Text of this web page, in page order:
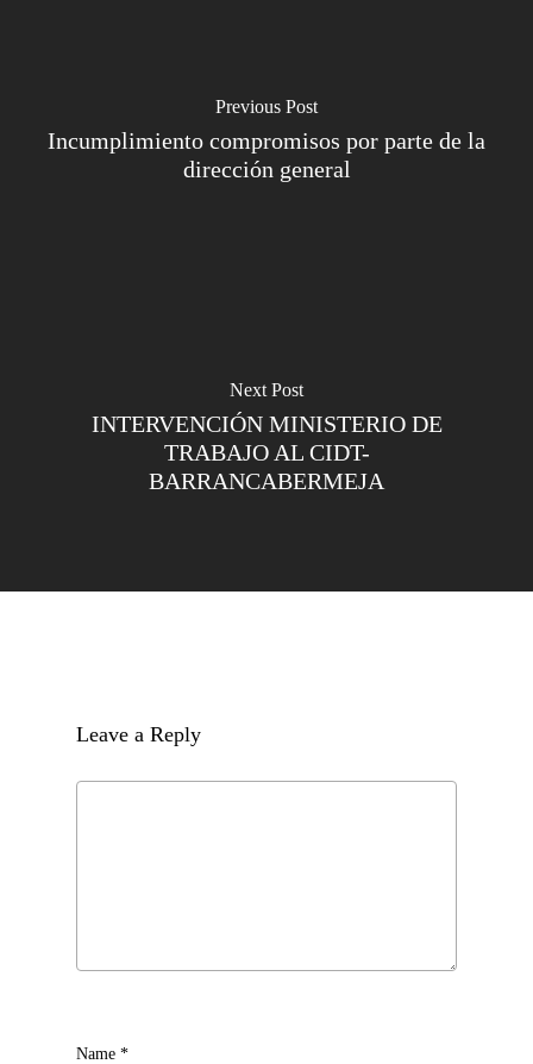
Previous Post
Incumplimiento compromisos por parte de la
dirección general
Next Post
INTERVENCIÓN MINISTERIO DE
TRABAJO AL CIDT-
BARRANCABERMEJA
Leave a Reply
Name *